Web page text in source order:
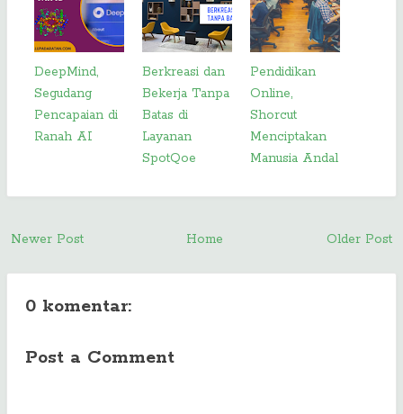
DeepMind,
Segudang
Pencapaian di
Ranah AI
Berkreasi dan
Bekerja Tanpa
Batas di
Layanan
SpotQoe
Pendidikan
Online,
Shorcut
Menciptakan
Manusia Andal
Newer Post Older Post
Home
0 komentar:
Post a Comment